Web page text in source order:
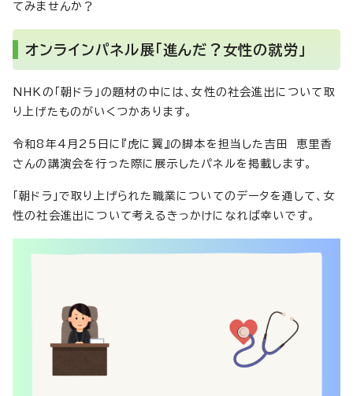
てみませんか？
オンラインパネル展「進んだ？女性の就労」
NHKの「朝ドラ」の題材の中には、女性の社会進出について取
り上げたものがいくつかあります。
令和8年4月25日に『虎に翼』の脚本を担当した吉田 恵里香
さんの講演会を行った際に展示したパネルを掲載します。
「朝ドラ」で取り上げられた職業についてのデータを通して、女
性の社会進出について考えるきっかけになれば幸いです。